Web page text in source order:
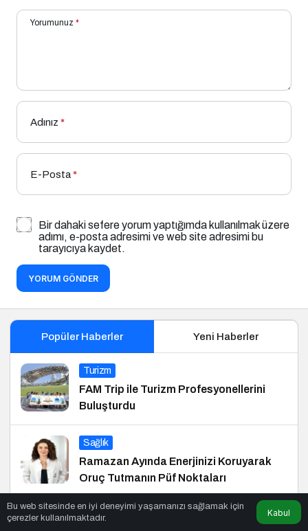
Yorumunuz *
Adınız *
E-Posta*
Bir dahaki sefere yorum yaptığımda kullanılmak üzere
adımı, e-posta adresimi ve web site adresimi bu
tarayıcıya kaydet.
YORUM GÖNDER
Popüler Haberler Yeni Haberler
Turizm
FAM Trip ile Turizm Profesyonellerini
Buluşturdu
Sağlık
Ramazan Ayında Enerjinizi Koruyarak
Oruç Tutmanın Püf Noktaları
Kültür Sanat
Bu web sitesinde en iyi deneyimi yaşamanızı sağlamak için
çerezler kullanılmaktadır.
Kabul